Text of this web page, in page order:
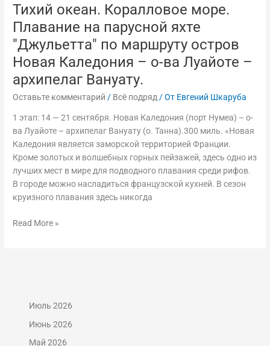
Тихий океан. Коралловое море.
Плавание на парусной яхте
"Джульетта" по маршруту остров
Новая Каледония – о-ва Луайоте –
архипелаг Вануату.
Оставьте комментарий / Всё подряд / От Евгений Шкаруба
1 этап: 14 — 21 сентября. Новая Каледония (порт Нумеа) – о-
ва Луайоте – архипелаг Вануату (о. Танна).300 миль. «Новая
Каледония является заморской территорией Франции.
Кроме золотых и волшебных горных пейзажей, здесь одно из
лучших мест в мире для подводного плавания среди рифов.
В городе можно насладиться французской кухней. В сезон
круизного плавания здесь никогда
Тихий
океан.
Коралловое
море.
Плавание
парусной
яхте
"Джульетта"
маршруту
остров
Каледония
ва
Read More »
Июль 2026
Июнь 2026
Май 2026